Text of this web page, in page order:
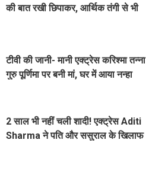
की बात रखी छिपाकर, आर्थिक तंगी से भी
टीवी की जानी- मानी एक्ट्रेस करिश्मा तन्ना
गुरु पूर्णिमा पर बनी मां, घर में आया नन्हा
2 साल भी नहीं चली शादी! एक्ट्रेस Aditi
Sharma ने पति और ससुराल के खिलाफ